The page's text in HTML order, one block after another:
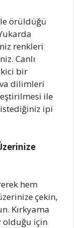
örüldüğü
renkleri
Canlı
bir
dilimleri
ile
ipi
hem
çekin,
Kırkyama
olduğu için